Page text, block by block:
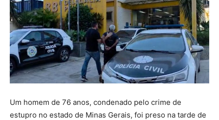
Um homem de 76 anos, condenado pelo crime de
estupro no estado de Minas Gerais, foi preso na tarde de